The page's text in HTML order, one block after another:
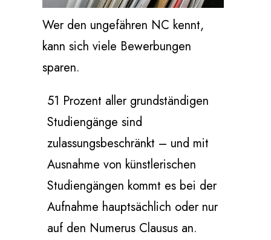
Wer den ungefähren NC kennt,
kann sich viele Bewerbungen
sparen.
51 Prozent aller grundständigen
Studiengänge sind
zulassungsbeschränkt – und mit
Ausnahme von künstlerischen
Studiengängen kommt es bei der
Aufnahme hauptsächlich oder nur
auf den Numerus Clausus an.